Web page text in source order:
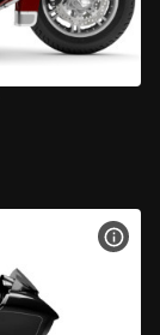
VER